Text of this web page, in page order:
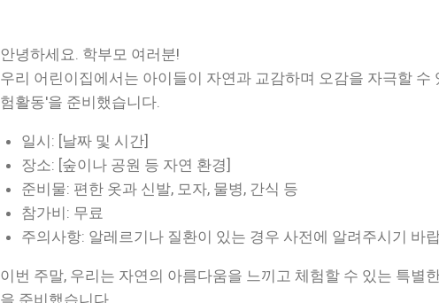
안녕하세요. 학부모 여러분!
우리 어린이집에서는 아이들이 자연과 교감하며 오감을 자극할 수
험활동'을 준비했습니다.
일시: [날짜 및 시간]
장소: [숲이나 공원 등 자연 환경]
준비물: 편한 옷과 신발, 모자, 물병, 간식 등
참가비: 무료
주의사항: 알레르기나 질환이 있는 경우 사전에 알려주시기 바
이번 주말, 우리는 자연의 아름다움을 느끼고 체험할 수 있는 특별
을 준비했습니다.